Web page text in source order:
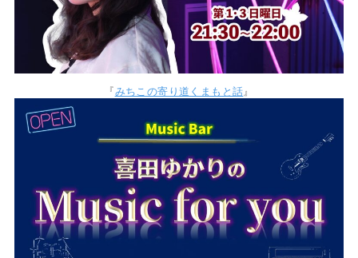
『みちこの寄り道くまもと話』